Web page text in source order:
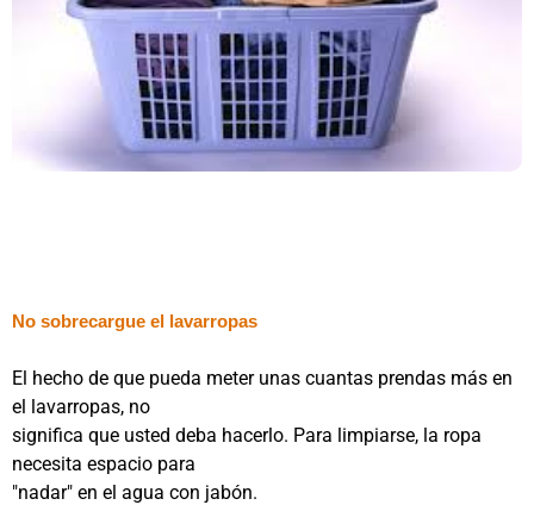
No sobrecargue el lavarropas
El hecho de que pueda meter unas cuantas prendas más en
el lavarropas, no
significa que usted deba hacerlo. Para limpiarse, la ropa
necesita espacio para
"nadar" en el agua con jabón.